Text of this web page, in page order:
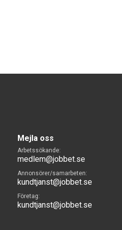
Mejla oss
Arbetssökande:
medlem@jobbet.se
Annonsörer/samarbeten:
kundtjanst@jobbet.se
Företag:
kundtjanst@jobbet.se